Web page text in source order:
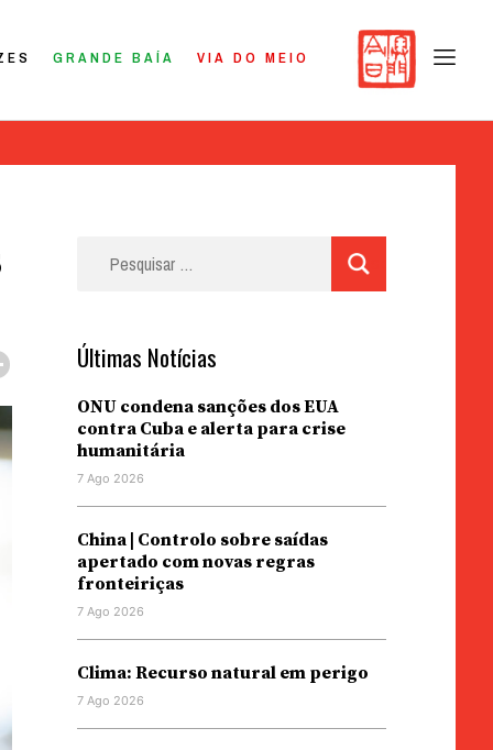
GRANDE BAÍA VIA DO MEIO
Últimas Notícias
ONU condena sanções dos EUA
contra Cuba e alerta para crise
humanitária
7 Ago 2026
China | Controlo sobre saídas
apertado com novas regras
fronteiriças
7 Ago 2026
Clima: Recurso natural em perigo
7 Ago 2026